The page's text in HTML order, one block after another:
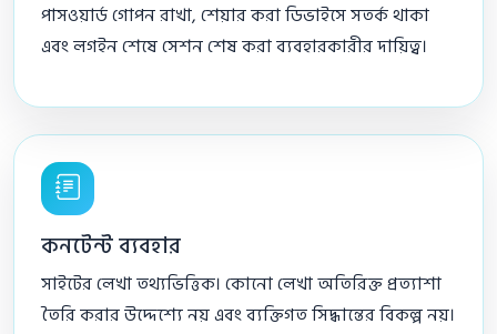
পাসওয়ার্ড গোপন রাখা, শেয়ার করা ডিভাইসে সতর্ক থাকা
এবং লগইন শেষে সেশন শেষ করা ব্যবহারকারীর দায়িত্ব।
কনটেন্ট ব্যবহার
সাইটের লেখা তথ্যভিত্তিক। কোনো লেখা অতিরিক্ত প্রত্যাশা
তৈরি করার উদ্দেশ্যে নয় এবং ব্যক্তিগত সিদ্ধান্তের বিকল্প নয়।